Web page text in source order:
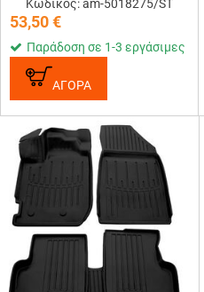
RACE AXION - 5 Τεμ.
Κωδικός: am-5018275/ST
53,50€
Παράδοση σε 1-3 εργάσιμες
ΑΓΟΡΑ